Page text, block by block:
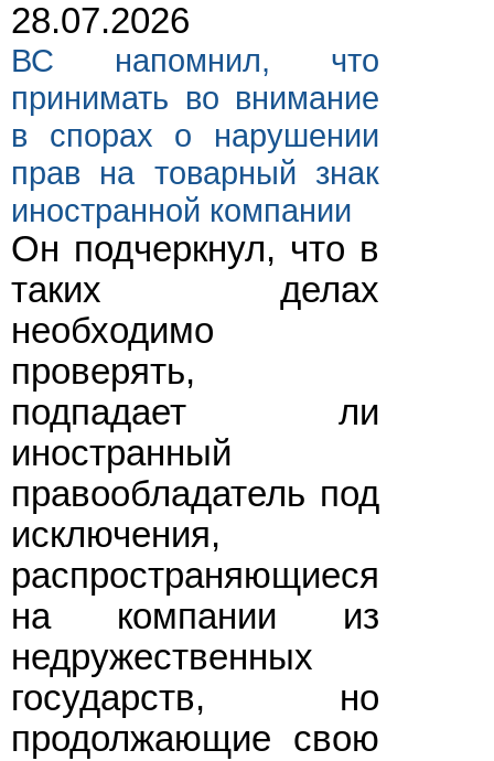
28.07.2026
ВС напомнил, что
принимать во внимание
в спорах о нарушении
прав на товарный знак
иностранной компании
Он подчеркнул, что в
таких делах
необходимо
проверять,
подпадает ли
иностранный
правообладатель под
исключения,
распространяющиеся
на компании из
недружественных
государств, но
продолжающие свою